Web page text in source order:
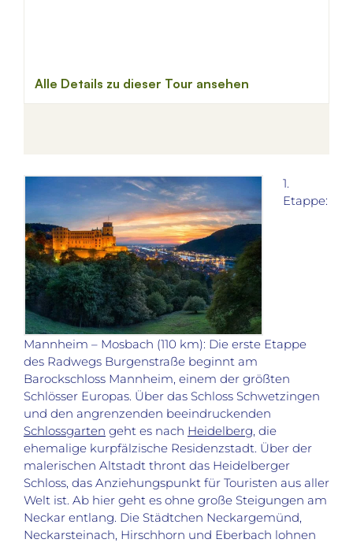
1.
Etappe:
Mannheim – Mosbach (110 km): Die erste Etappe
des Radwegs Burgenstraße beginnt am
Barockschloss Mannheim, einem der größten
Schlösser Europas. Über das Schloss Schwetzingen
und den angrenzenden beeindruckenden
Schlossgarten geht es nach Heidelberg, die
ehemalige kurpfälzische Residenzstadt. Über der
malerischen Altstadt thront das Heidelberger
Schloss, das Anziehungspunkt für Touristen aus aller
Welt ist. Ab hier geht es ohne große Steigungen am
Neckar entlang. Die Städtchen Neckargemünd,
Neckarsteinach, Hirschhorn und Eberbach lohnen